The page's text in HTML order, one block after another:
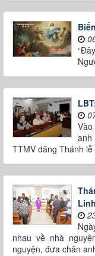
TTMV dâng Thánh
Linh
nhau về nhà
nguyện, đưa chân